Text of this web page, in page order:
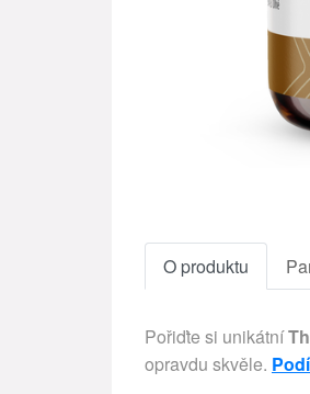
O produktu
Pořiďte si unikátní
opravdu skvěle.